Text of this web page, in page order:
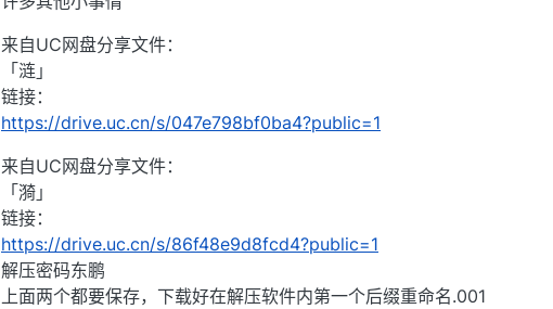
来自UC网盘分享文件：
「涟」
链接：
https://drive.uc.cn/s/047e798bf0ba4?public=1
来自UC网盘分享文件：
「漪」
链接：
https://drive.uc.cn/s/86f48e9d8fcd4?public=1
解压密码东鹏
上面两个都要保存，下载好在解压软件内第一个后缀重命名.001